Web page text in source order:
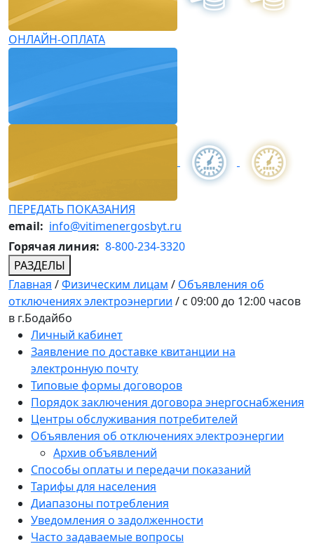
ОНЛАЙН-ОПЛАТА
ПЕРЕДАТЬ ПОКАЗАНИЯ
email: info@vitimenergosbyt.ru
Горячая линия: 8-800-234-3320
РАЗДЕЛЫ
Главная /Физическим лицам / Объявления об
отключениях электроэнергии / с 09:00 до 12:00 часов
в г.Бодайбо
Личный кабинет
Заявление по доставке квитанции на
электронную почту
Типовые формы договоров
Порядок заключения договора энергоснабжения
Центры обслуживания потребителей
Объявления об отключениях электроэнергии
Архив объявлений
Способы оплаты и передачи показаний
Тарифы для населения
Диапазоны потребления
Уведомления о задолженности
Часто задаваемые вопросы